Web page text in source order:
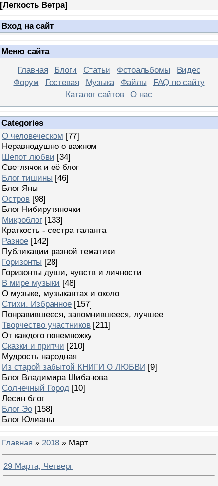
[Легкость Ветра]
Вход на сайт
Меню сайта
Главная
Блоги Статьи Фотоальбомы
Видео
Форум
Гостевая Музыка Файлы
FAQ по сайту
Каталог сайтов
О нас
Categories
О человеческом [77]
Неравнодушно о важном
Шепот любви [34]
Светлячок и её блог
Блог тишины [46]
Блог Яны
Остров [98]
Блог Нибирутяночки
Микроблог [133]
Краткость - сестра таланта
Разное [142]
Публикации разной тематики
Горизонты [28]
Горизонты души, чувств и личности
В мире музыки [48]
О музыке, музыкантах и около
Стихи. Избранное [157]
Понравившееся, запомнившееся, лучшее
Творчество участников [211]
От каждого понемножку
Сказки и притчи [210]
Мудрость народная
Из старой забытой КНИГИ О ЛЮБВИ [9]
Блог Владимира Шибанова
Солнечный Город [10]
Лесин блог
Блог Эо [158]
Блог Юлианы
Главная » 2018 » Март
29 Марта, Четверг